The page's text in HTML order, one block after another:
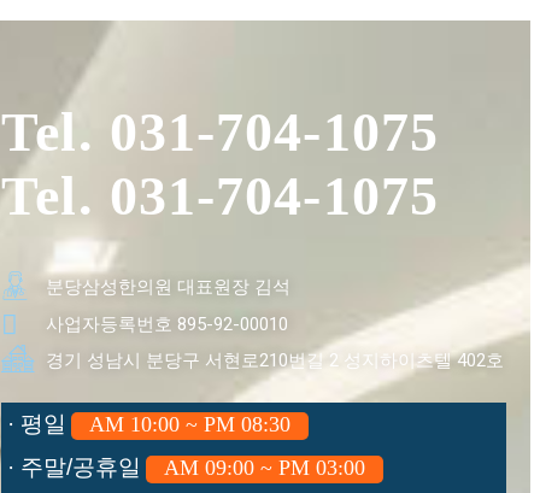
Tel. 031-704-1075
Tel. 031-704-1075
분당삼성한의원 대표원장 김석
사업자등록번호 895-92-00010
경기 성남시 분당구 서현로210번길 2 성지하이츠텔 402호
· 평일 AM 10:00 ~ PM 08:30
· 주말/공휴일 AM 09:00 ~ PM 03:00